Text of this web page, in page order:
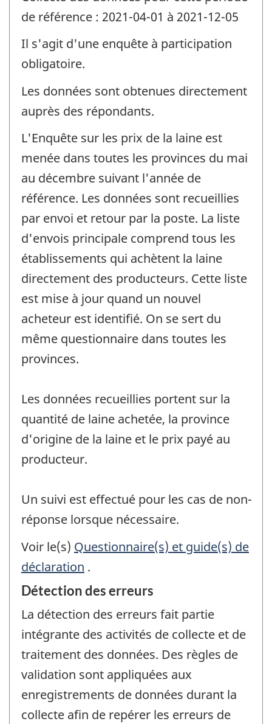
de référence : 2021-04-01 à 2021-12-05
Il s'agit d'une enquête à participation
obligatoire.
Les données sont obtenues directement
auprès des répondants.
L'Enquête sur les prix de la laine est
menée dans toutes les provinces du mai
au décembre suivant l'année de
référence. Les données sont recueillies
par envoi et retour par la poste. La liste
d'envois principale comprend tous les
établissements qui achètent la laine
directement des producteurs. Cette liste
est mise à jour quand un nouvel
acheteur est identifié. On se sert du
même questionnaire dans toutes les
provinces.
Les données recueillies portent sur la
quantité de laine achetée, la province
d'origine de la laine et le prix payé au
producteur.
Un suivi est effectué pour les cas de non-
réponse lorsque nécessaire.
Voir le(s) Questionnaire(s) et guide(s) de
déclaration .
Détection des erreurs
La détection des erreurs fait partie
intégrante des activités de collecte et de
traitement des données. Des règles de
validation sont appliquées aux
enregistrements de données durant la
collecte afin de repérer les erreurs de